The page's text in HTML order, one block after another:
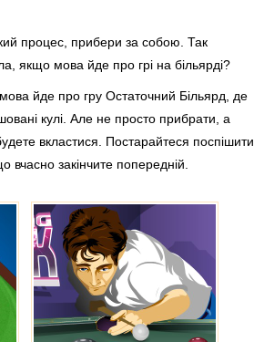
процес, прибери за собою. Так
якщо мова йде про грі на більярді?
йде про гру Остаточний Більярд, де
кулі. Але не просто прибрати, а
вкластися. Постарайтеся поспішити,
закінчите попередній.